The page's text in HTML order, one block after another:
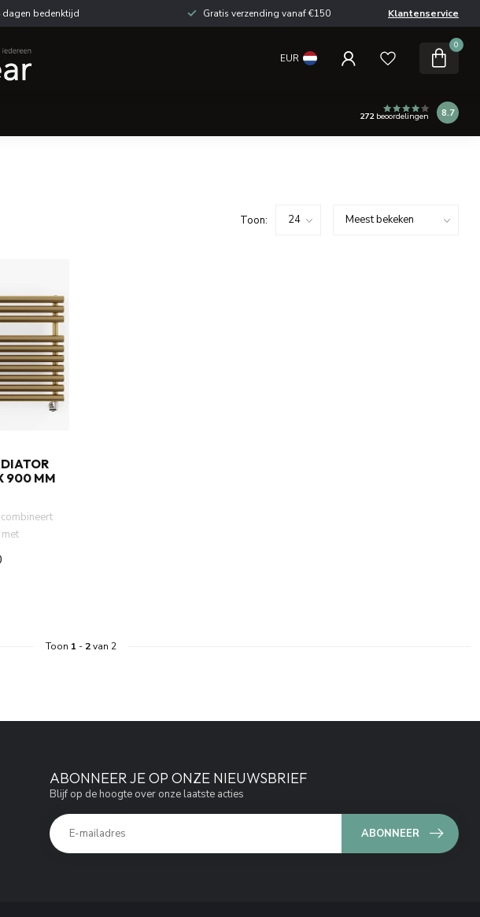
dagen bedenktijd Gratis verzending vanaf €150 Klantenservice
EUR
0
272beoordelingen 8.7
Toon:
900 MM
Toon 1 - 2van 2
ABONNEER JE OP ONZE NIEUWSBRIEF
Blijf op de hoogte over onze laatste acties
ABONNEER